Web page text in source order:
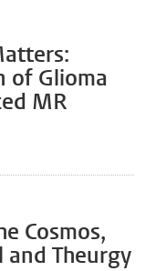
of Glioma
MR
Cosmos,
and Theurgy